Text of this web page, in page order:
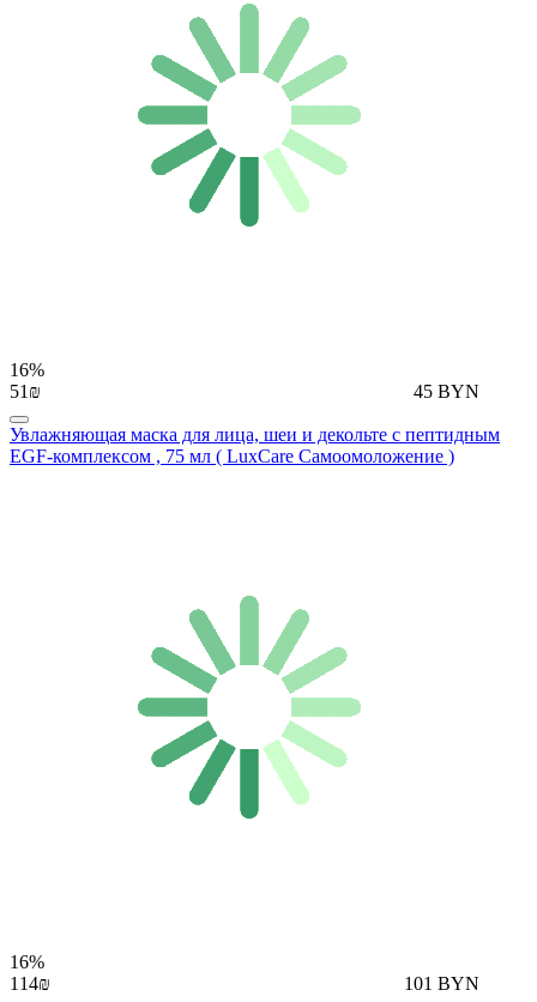
16%
51₪
45 BYN
Увлажняющая маска для лица, шеи и декольте с пептидным
EGF-комплексом , 75 мл ( LuxCare Самоомоложение )
16%
114₪
101 BYN